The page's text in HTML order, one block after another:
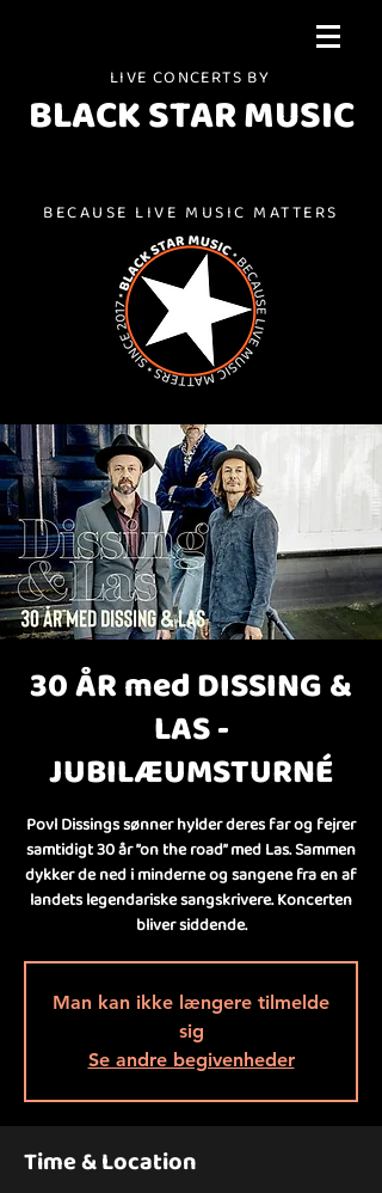
LIVE CONCERTS BY
BLACK STAR MUSIC
BECAUSE LIVE MUSIC MATTERS
30 ÅR med DISSING &
LAS -
JUBILÆUMSTURNÉ
Povl Dissings sønner hylder deres far og fejrer
samtidigt 30 år ”on the road” med Las. Sammen
dykker de ned i minderne og sangene fra en af
landets legendariske sangskrivere. Koncerten
bliver siddende.
Man kan ikke længere tilmelde
sig
Se andre begivenheder
Time & Location